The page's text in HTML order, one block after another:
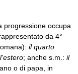
progressione occupa
da 4°
il quarto
; anche s.m.: il
o di papa, in